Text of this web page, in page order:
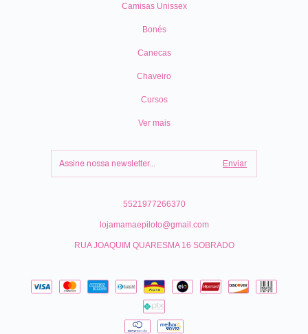
Camisas Unissex
Bonés
Canecas
Chaveiro
Cursos
Ver mais
5521977266370
lojamamaepiloto@gmail.com
RUA JOAQUIM QUARESMA 16 SOBRADO